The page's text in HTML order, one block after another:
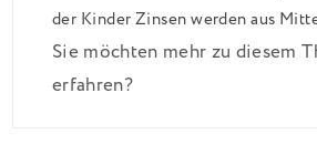
der Kinder Zinsen werden aus
verbilligt: Heutiger Zins bei 0,53
bei 35 Jahren Laufzeit und 10
Antragstellende verpflichten sich
Sie möchten mehr zu diesem
erfahren?